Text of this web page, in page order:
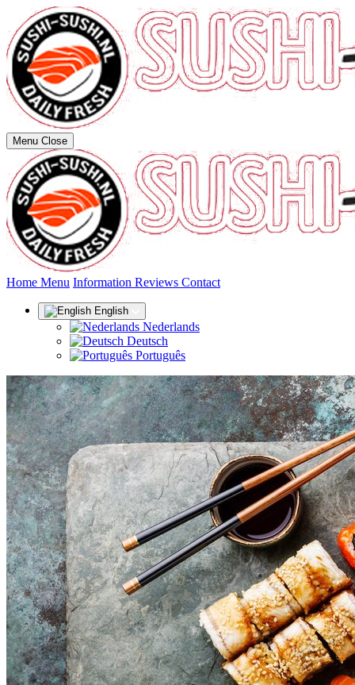
Menu Close
Home (current)
Menu Information Reviews Contact
English
Nederlands
Deutsch
Português